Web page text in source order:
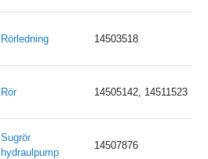
Rörledning 14503518
Rör 14505142, 14511523
Sugrör
hydraulpump
14507876